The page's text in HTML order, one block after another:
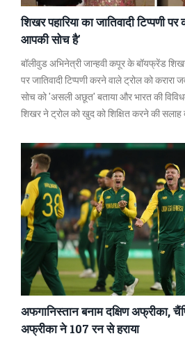
शिखर पहारिया का जातिवादी टिप्पणी
आपकी सोच है'
बॉलीवुड अभिनेत्री जान्हवी कपूर के बॉयफ्रेंड
पर जातिवादी टिप्पणी करने वाले ट्रोल को करारा
सोच को 'असली अछूत' बताया और भारत की
शिखर ने ट्रोल को खुद को शिक्षित करने की सलाह
अफगानिस्तान बनाम दक्षिण अफ्रीका,
अफ्रीका ने 107 रन से हराया